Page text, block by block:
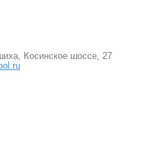
Косинское шоссе, 27